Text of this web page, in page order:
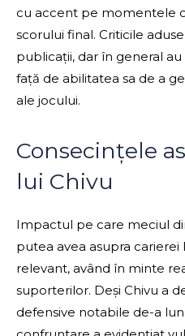
cu accent pe momentele
scorului final. Criticile
publicații, dar în general
față de abilitatea sa de a
ale jocului.
Consecințele
lui Chivu
Impactul pe care meciul
putea avea asupra carierei
relevant, având în minte
suporterilor. Deși Chivu a
defensive notabile de-a